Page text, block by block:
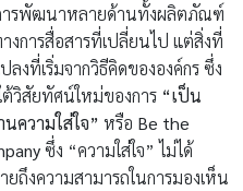
ารพัฒนาหลายด้านทั้งผลิตภัณฑ์
งการสื่อสารที่เปลี่ยนไป แต่สิ่งที่
งที่เริ่มจากวิธีคิดขององค์กร ซึ่ง
วิสัยทัศน์ใหม่ของการ “เป็น
ความใส่ใจ” หรือ Be the
ซึ่ง “ความใส่ใจ” ไม่ได้
ถึงความสามารถในการมองเห็น